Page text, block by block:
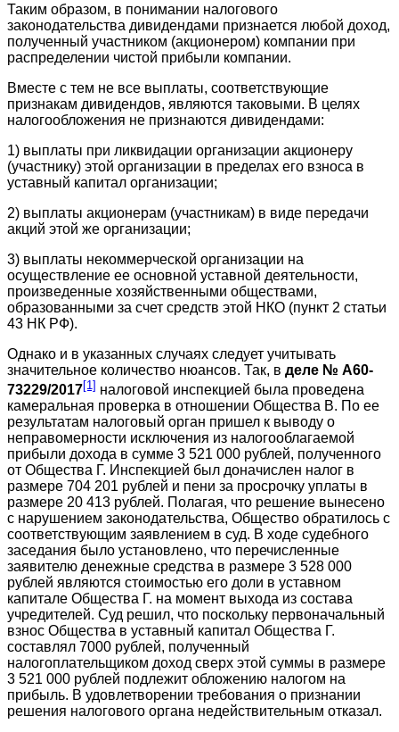
Таким образом, в понимании налогового
законодательства дивидендами признается любой доход,
полученный участником (акционером) компании при
распределении чистой прибыли компании.
Вместе с тем не все выплаты, соответствующие
признакам дивидендов, являются таковыми. В целях
налогообложения не признаются дивидендами:
1) выплаты при ликвидации организации акционеру
(участнику) этой организации в пределах его взноса в
уставный капитал организации;
2) выплаты акционерам (участникам) в виде передачи
акций этой же организации;
3) выплаты некоммерческой организации на
осуществление ее основной уставной деятельности,
произведенные хозяйственными обществами,
образованными за счет средств этой НКО (пункт 2 статьи
43 НК РФ).
Однако и в указанных случаях следует учитывать
значительное количество нюансов. Так, в деле № А60-
73229/2017[1] налоговой инспекцией была проведена
камеральная проверка в отношении Общества В. По ее
результатам налоговый орган пришел к выводу о
неправомерности исключения из налогооблагаемой
прибыли дохода в сумме 3 521 000 рублей, полученного
от Общества Г. Инспекцией был доначислен налог в
размере 704 201 рублей и пени за просрочку уплаты в
размере 20 413 рублей. Полагая, что решение вынесено
с нарушением законодательства, Общество обратилось с
соответствующим заявлением в суд. В ходе судебного
заседания было установлено, что перечисленные
заявителю денежные средства в размере 3 528 000
рублей являются стоимостью его доли в уставном
капитале Общества Г. на момент выхода из состава
учредителей. Суд решил, что поскольку первоначальный
взнос Общества в уставный капитал Общества Г.
составлял 7000 рублей, полученный
налогоплательщиком доход сверх этой суммы в размере
3 521 000 рублей подлежит обложению налогом на
прибыль. В удовлетворении требования о признании
решения налогового органа недействительным отказал.